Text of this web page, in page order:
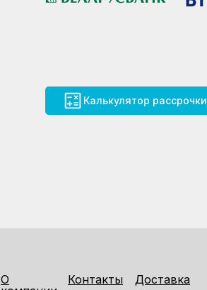
Калькулятор рассрочки
О
Контакты Доставка